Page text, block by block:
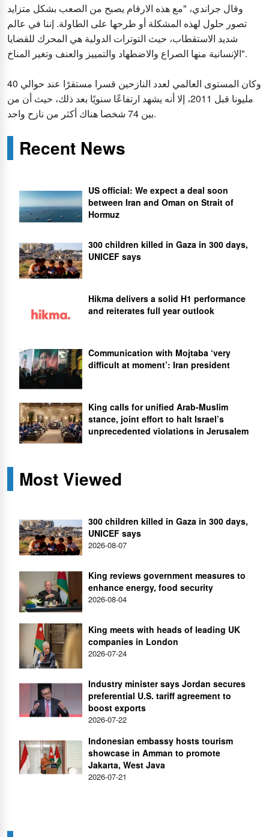
وقال جراندي، "مع هذه الارقام يصبح من الصعب بشكل متزايد
تصور حلول لهذه المشكلة أو طرحها على الطاولة. إننا في عالم
شديد الاستقطاب، حيث التوترات الدولية هي المحرك للقضايا
الإنسانية منها الصراع والاضطهاد والتمييز والعنف وتغير المناخ".
وكان المستوى العالمي لعدد النازحين قسرا مستقرًا عند حوالي 40
مليونا قبل 2011، إلا أنه يشهد ارتفاعًا سنويًا بعد ذلك، حيث أن من
بين 74 شخصا هناك أكثر من نازح واحد.
Recent News
US official: We expect a deal soon
between Iran and Oman on Strait of
Hormuz
300 children killed in Gaza in 300 days,
UNICEF says
Hikma delivers a solid H1 performance
and reiterates full year outlook
Communication with Mojtaba ‘very
difficult at moment’: Iran president
King calls for unified Arab-Muslim
stance, joint effort to halt Israel’s
unprecedented violations in Jerusalem
Most Viewed
300 children killed in Gaza in 300 days,
UNICEF says
2026-08-07
King reviews government measures to
enhance energy, food security
2026-08-04
King meets with heads of leading UK
companies in London
2026-07-24
Industry minister says Jordan secures
preferential U.S. tariff agreement to
boost exports
2026-07-22
Indonesian embassy hosts tourism
showcase in Amman to promote
Jakarta, West Java
2026-07-21